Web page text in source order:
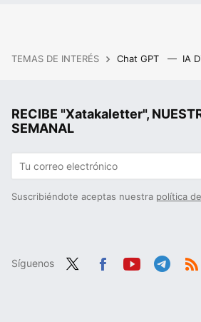
TEMAS DE INTERÉS Chat GPT IA
RECIBE "Xatakaletter",
SEMANAL
Suscribiéndote aceptas nuestra política
Síguenos